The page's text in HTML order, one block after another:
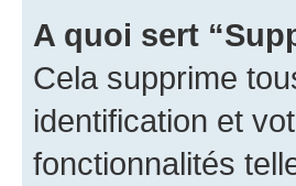
A quoi sert
Cela supprime
identification et
fonctionnalités